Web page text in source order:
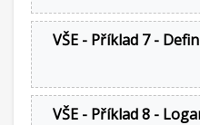
VŠE - Příklad 7 -
VŠE - Příklad 8 -